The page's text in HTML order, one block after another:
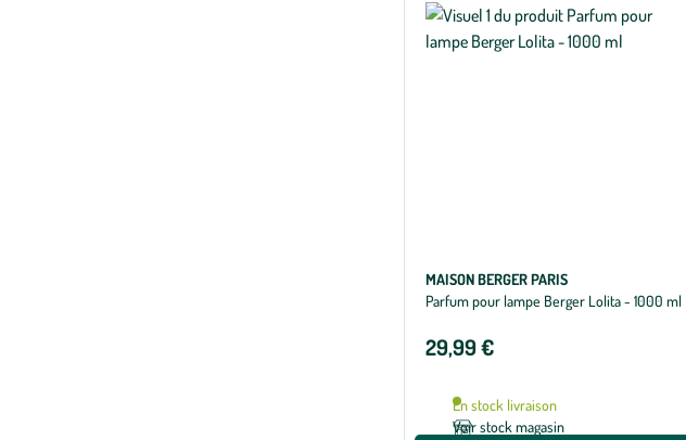
MAISON BERGER PARIS
Parfum pour lampe Berger Lolita - 1000 ml
29,99 €
En stock livraison
Voir stock magasin